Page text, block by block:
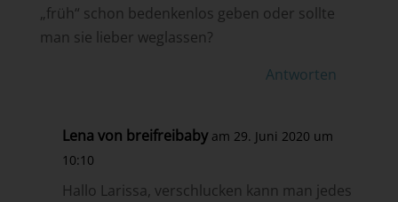
„früh“ schon bedenkenlos geben oder sollte
man sie lieber weglassen?
Antworten
Lena von breifreibaby am 29. Juni 2020 um
10:10
Hallo Larissa, verschlucken kann man jedes